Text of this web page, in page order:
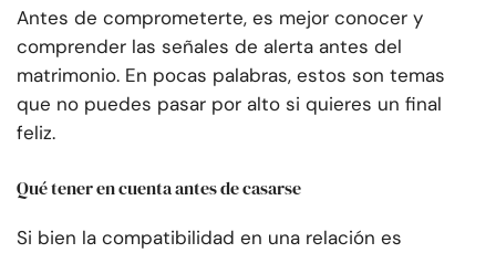
Antes de comprometerte, es mejor conocer y
comprender las señales de alerta antes del
matrimonio. En pocas palabras, estos son temas
que no puedes pasar por alto si quieres un final
feliz.
Qué tener en cuenta antes de casarse
Si bien la compatibilidad en una relación es